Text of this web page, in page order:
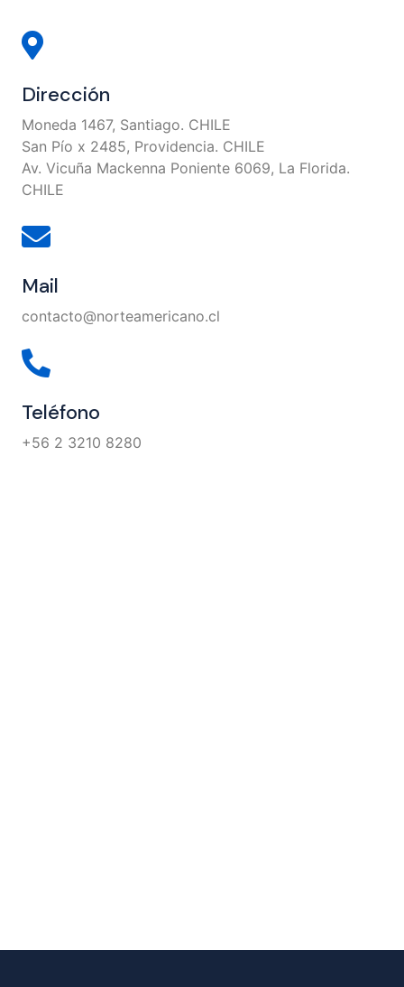
Dirección
Moneda 1467, Santiago. CHILE
San Pío x 2485, Providencia. CHILE
Av. Vicuña Mackenna Poniente 6069, La Florida.
CHILE
Mail
contacto@norteamericano.cl
Teléfono
+56 2 3210 8280